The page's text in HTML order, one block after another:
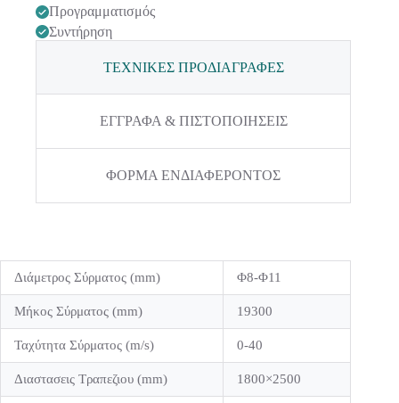
Προγραμματισμός
Συντήρηση
ΤΕΧΝΙΚΕΣ ΠΡΟΔΙΑΓΡΑΦΕΣ
ΕΓΓΡΑΦΑ & ΠΙΣΤΟΠΟΙΗΣΕΙΣ
ΦΟΡΜΑ ΕΝΔΙΑΦΕΡΟΝΤΟΣ
Διάμετρος Σύρματος (mm) Φ8-Φ11
Μήκος Σύρματος (mm) 19300
Ταχύτητα Σύρματος (m/s) 0-40
Διαστασεις Τραπεζιου (mm) 1800×2500